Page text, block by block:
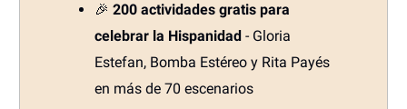
🎉 200 actividades gratis para
celebrar la Hispanidad - Gloria
Estefan, Bomba Estéreo y Rita Payés
en más de 70 escenarios